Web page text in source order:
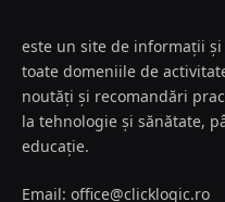
este un site de informații
toate domeniile de
noutăți și recomandări
la tehnologie și sănătate,
educație.
Email: office@clicklogic.ro